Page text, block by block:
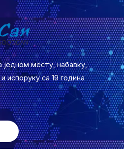
једном месту, набавку,
испоруку са 19 година